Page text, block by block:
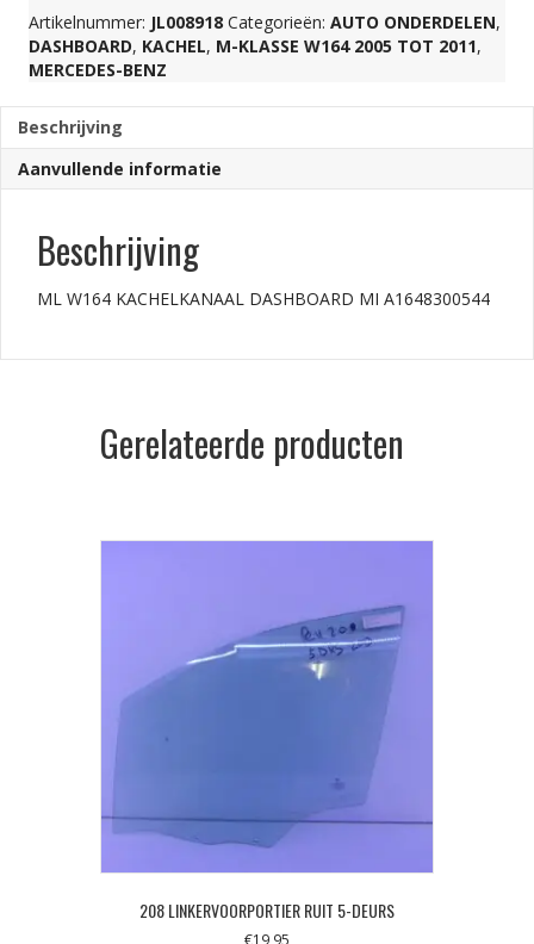
Artikelnummer: JL008918 Categorieën: AUTO ONDERDELEN,
DASHBOARD, KACHEL, M-KLASSE W164 2005 TOT 2011,
MERCEDES-BENZ
Beschrijving
Aanvullende informatie
Beschrijving
ML W164 KACHELKANAAL DASHBOARD MI A1648300544
Gerelateerde producten
208 LINKERVOORPORTIER RUIT 5-DEURS